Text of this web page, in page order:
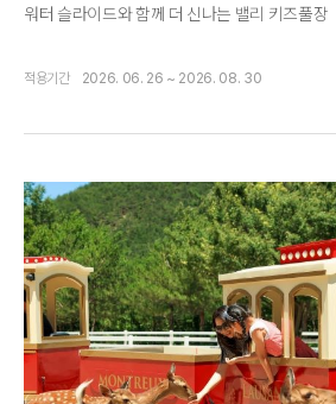
워터 슬라이드와 함께 더 신나는 밸리 키즈풀장
적용기간 2026. 06. 26 ~ 2026. 08. 30